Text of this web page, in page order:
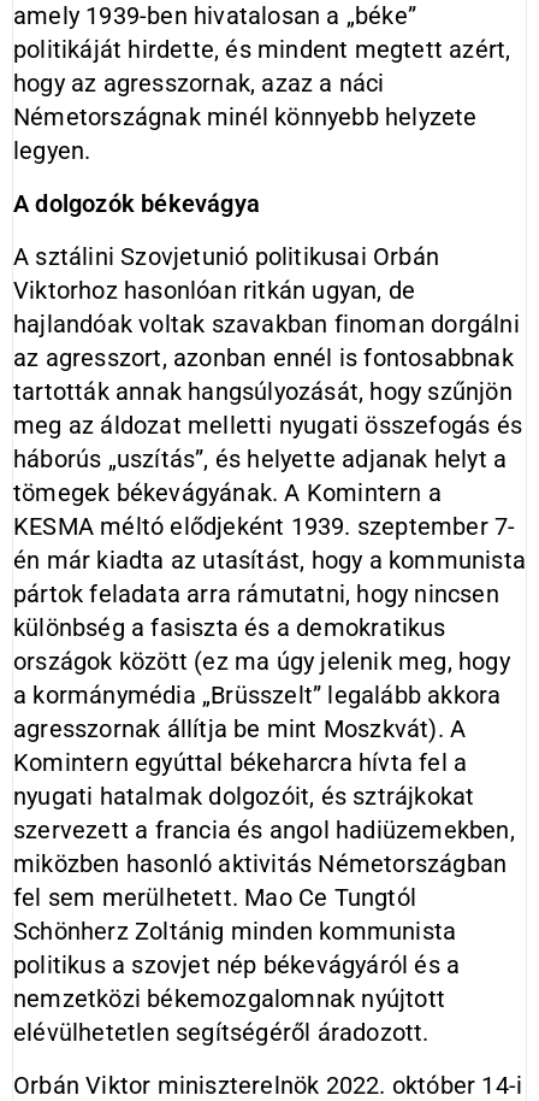
amely 1939-ben hivatalosan a „béke”
politikáját hirdette, és mindent megtett azért,
hogy az agresszornak, azaz a náci
Németországnak minél könnyebb helyzete
legyen.
A dolgozók békevágya
A sztálini Szovjetunió politikusai Orbán
Viktorhoz hasonlóan ritkán ugyan, de
hajlandóak voltak szavakban finoman dorgálni
az agresszort, azonban ennél is fontosabbnak
tartották annak hangsúlyozását, hogy szűnjön
meg az áldozat melletti nyugati összefogás és
háborús „uszítás”, és helyette adjanak helyt a
tömegek békevágyának. A Komintern a
KESMA méltó elődjeként 1939. szeptember 7-
én már kiadta az utasítást, hogy a kommunista
pártok feladata arra rámutatni, hogy nincsen
különbség a fasiszta és a demokratikus
országok között (ez ma úgy jelenik meg, hogy
a kormánymédia „Brüsszelt” legalább akkora
agresszornak állítja be mint Moszkvát). A
Komintern egyúttal békeharcra hívta fel a
nyugati hatalmak dolgozóit, és sztrájkokat
szervezett a francia és angol hadiüzemekben,
miközben hasonló aktivitás Németországban
fel sem merülhetett. Mao Ce Tungtól
Schönherz Zoltánig minden kommunista
politikus a szovjet nép békevágyáról és a
nemzetközi békemozgalomnak nyújtott
elévülhetetlen segítségéről áradozott.
Orbán Viktor miniszterelnök 2022. október 14-i